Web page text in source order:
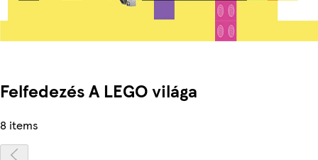
Felfedezés A LEGO világa
8 items